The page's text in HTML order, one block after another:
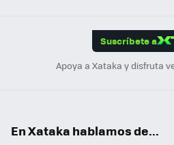
Suscríbete a
Apoya a Xataka y disfruta
En Xataka hablamos de...